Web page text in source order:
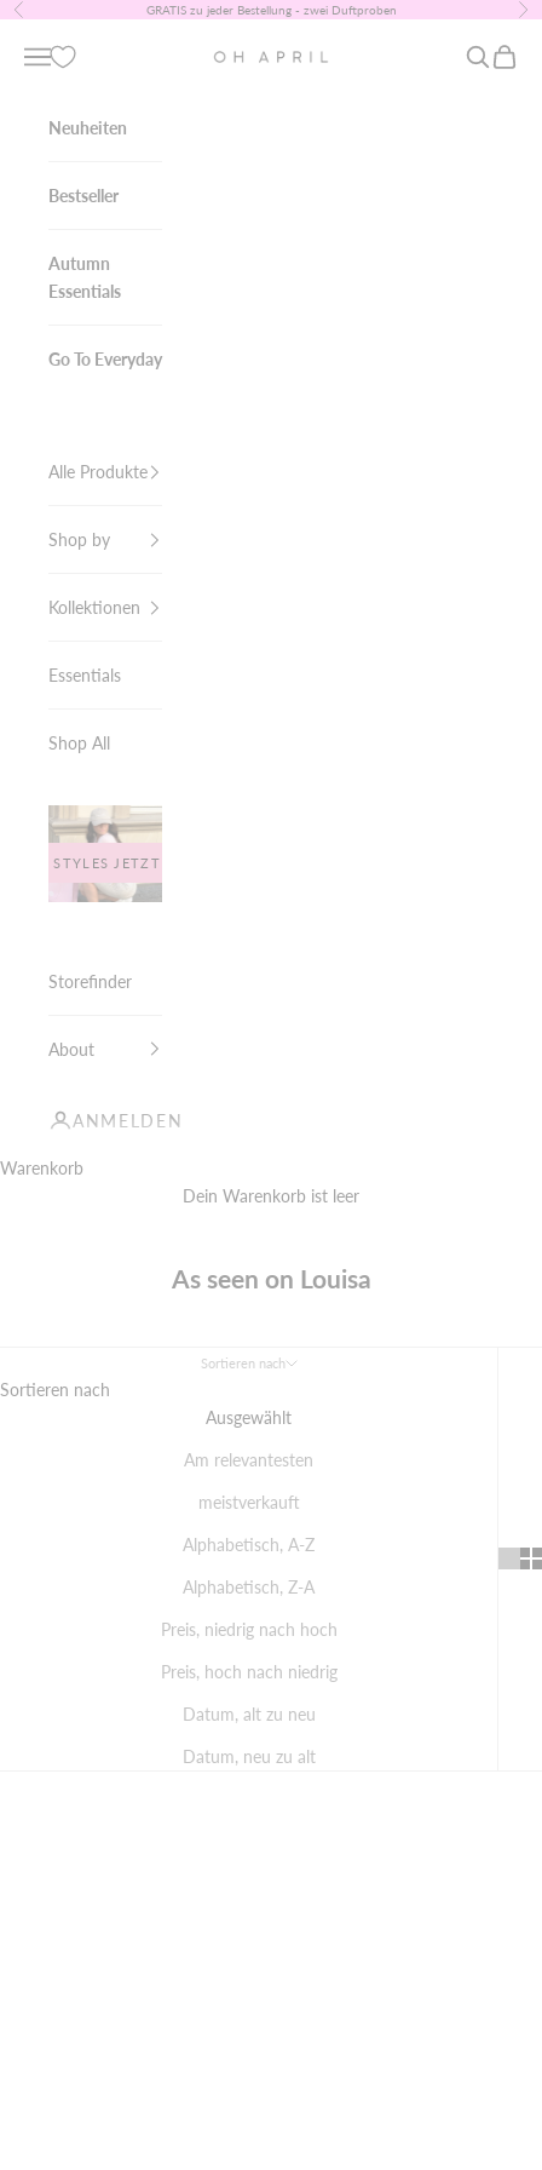
Zum Inhalt springen
Zurück GRATIS zu jeder Bestellung - zwei Duftproben Vor
OH APRIL
Navigationsmenü öffnen Suche
Neuheiten
Bestseller
Autumn
Essentials
Go To Everyday
Alle Produkte
Shop by
Kollektionen
Essentials
Shop All
LEO STYLES JETZT ENTDECKEN
Storefinder
About
ANMELDEN
Warenkorb
Dein Warenkorb ist leer
As seen on Louisa
Sortieren nach
Sortieren nach
Ausgewählt
Am relevantesten
meistverkauft
Alphabetisch, A-Z
Alphabetisch, Z-A
Preis, niedrig nach hoch
Preis, hoch nach niedrig
Datum, alt zu neu
Datum, neu zu alt